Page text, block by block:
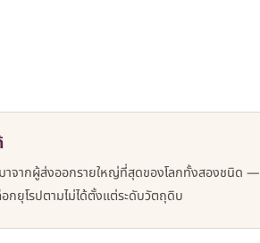
าจากผู้ส่งออกรายใหญ่ที่สุดของโลกทั้งสองชนิด —
ยุโรปตามไม่ได้ตั้งแต่ระดับวัตถุดิบ